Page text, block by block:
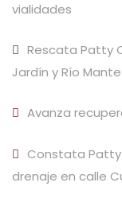
vialidades
Rescata Patty
Jardín y Río Mante
Avanza
Constata
drenaje en calle